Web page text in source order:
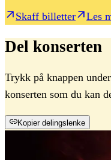
Skaff billetter Les
Del konserten
Trykk på knappen
konserten som du kan
Kopier delingslenke